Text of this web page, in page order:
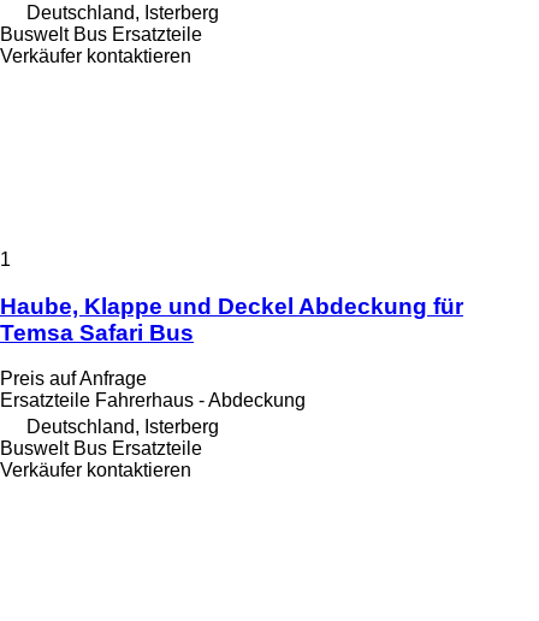
Deutschland, Isterberg
Buswelt Bus Ersatzteile
Verkäufer kontaktieren
1
Haube, Klappe und Deckel Abdeckung für
Temsa Safari Bus
Preis auf Anfrage
Ersatzteile Fahrerhaus - Abdeckung
Deutschland, Isterberg
Buswelt Bus Ersatzteile
Verkäufer kontaktieren